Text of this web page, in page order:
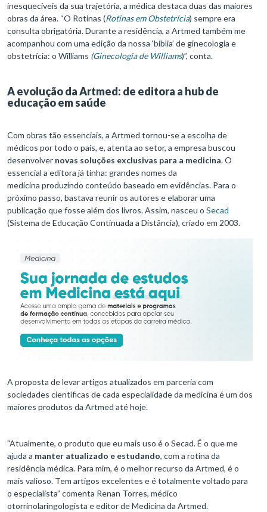
inesquecíveis da sua trajetória, a médica destaca duas das maiores
obras da área. “O Rotinas (Rotinas em Obstetrícia) sempre era
consulta obrigatória. Durante a residência, a Artmed também me
acompanhou com uma edição da nossa ‘bíblia’ de ginecologia e
obstetrícia: o Williams (Ginecologia de Williams)”, conta.
A evolução da Artmed: de editora a hub de
educação em saúde
Com obras tão essenciais, a Artmed tornou-se a escolha de
médicos por todo o país, e, atenta ao setor, a empresa buscou
desenvolver novas soluções exclusivas para a medicina. O
essencial a editora já tinha: grandes nomes da
medicina produzindo conteúdo baseado em evidências. Para o
próximo passo, bastava reunir os autores e elaborar uma
publicação que fosse além dos livros. Assim, nasceu o Secad
(Sistema de Educação Continuada a Distância), criado em 2003.
A proposta de levar artigos atualizados em parceria com
sociedades científicas de cada especialidade da medicina é um dos
maiores produtos da Artmed até hoje.
"Atualmente, o produto que eu mais uso é o Secad. É o que me
ajuda a manter atualizado e estudando, com a rotina da
residência médica. Para mim, é o melhor recurso da Artmed, é o
mais valioso. Tem artigos excelentes e é totalmente voltado para
o especialista” comenta Renan Torres, médico
otorrinolaringologista e editor de Medicina da Artmed.